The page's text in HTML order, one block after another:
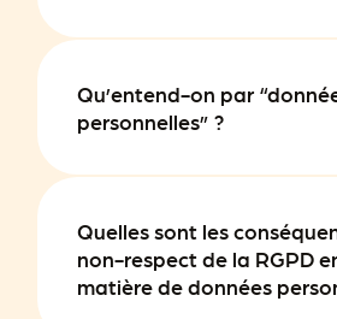
Qu’entend-on par
personnelles” ?
Quelles sont les
non-respect de la RGPD
matière de données